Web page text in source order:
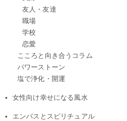
友人・友達
職場
学校
恋愛
こころと向き合うコラム
パワーストーン
塩で浄化・開運
女性向け幸せになる風水
エンパスとスピリチュアル